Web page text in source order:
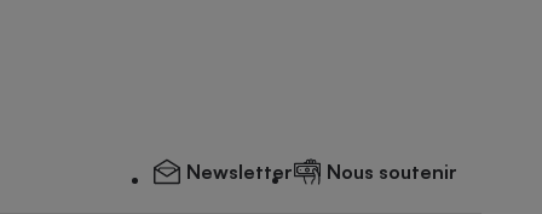
Newsletter Nous soutenir